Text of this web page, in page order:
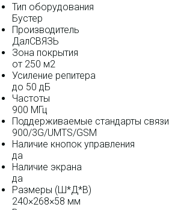
Тип оборудования
Бустер
Производитель
ДалСВЯЗЬ
Зона покрытия
от 250 м2
Усиление репитера
до 50 дБ
Частоты
900 МГц
Поддерживаемые стандарты связи
900/3G/UMTS/GSM
Наличие кнопок управления
да
Наличие экрана
да
Размеры (Ш*Д*В)
240×268×58 мм